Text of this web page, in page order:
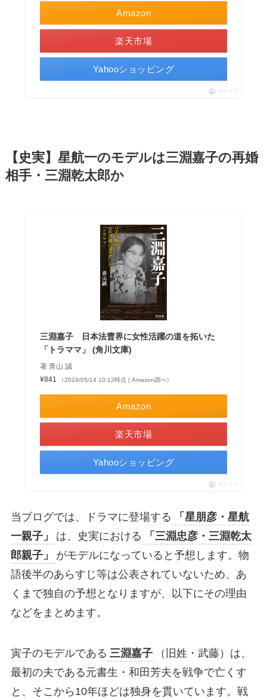
Amazon
楽天市場
Yahooショッピング
ポチップ
【史実】星航一のモデルは三淵嘉子の再婚
相手・三淵乾太郎か
三淵嘉子 日本法曹界に女性活躍の道を拓いた
「トラママ」 (角川文庫)
著:青山 誠
¥841
（2024/05/14 10:12時点 | Amazon調べ）
Amazon
楽天市場
Yahooショッピング
ポチップ
当ブログでは、ドラマに登場する
「星朋彦・星航
一親子」
は、史実における
「三淵忠彦・三淵乾太
郎親子」
がモデルになっていると予想します。物
語後半のあらすじ等は公表されていないため、あ
くまで独自の予想となりますが、以下にその理由
などをまとめます。
寅子のモデルである 三淵嘉子
（旧姓・武藤）は、
最初の夫である元書生・和田芳夫を戦争で亡くす
と、そこから10年ほどは独身を貫いています。戦